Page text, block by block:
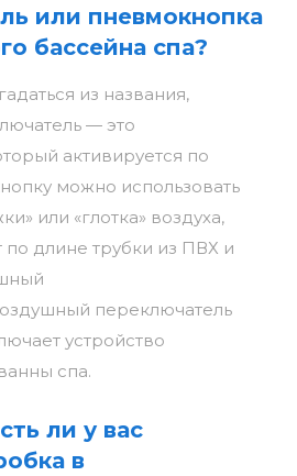
или пневмокнопка
бассейна спа?
из названия,
— это
активируется по
можно использовать
или «глотка» воздуха,
по длине трубки из ПВХ и
переключатель
устройство
спа.
ли у вас
в